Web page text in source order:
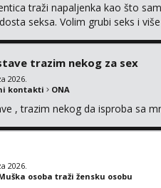
traži napaljenka kao što
seksa. Volim grubi seks i
trazim nekog za sex
2026.
kontakti ONA
, trazim nekog da isproba sa
2026.
osoba traži žensku osobu